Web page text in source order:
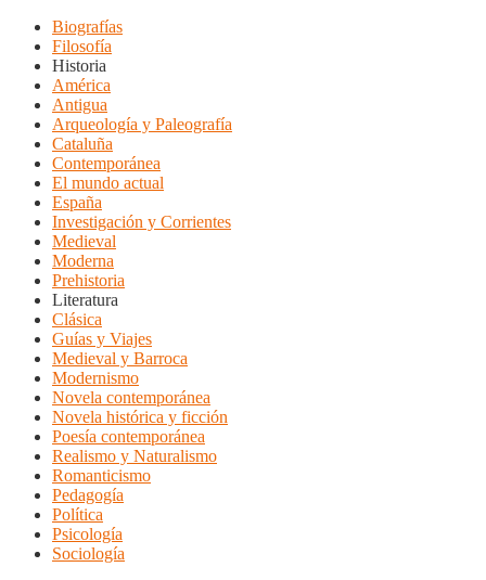
Biografías
Filosofía
Historia
América
Antigua
Arqueología y Paleografía
Cataluña
Contemporánea
El mundo actual
España
Investigación y Corrientes
Medieval
Moderna
Prehistoria
Literatura
Clásica
Guías y Viajes
Medieval y Barroca
Modernismo
Novela contemporánea
Novela histórica y ficción
Poesía contemporánea
Realismo y Naturalismo
Romanticismo
Pedagogía
Política
Psicología
Sociología